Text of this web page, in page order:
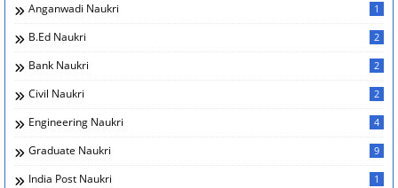
Anganwadi Naukri 1
B.Ed Naukri 2
Bank Naukri 2
Civil Naukri 2
Engineering Naukri 4
Graduate Naukri 9
India Post Naukri 1